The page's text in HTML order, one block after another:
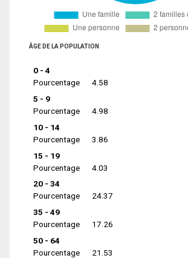
ÂGE DE LA POPULATION
0 - 4
Pourcentage
4.58
5 - 9
Pourcentage
4.98
10 - 14
Pourcentage
3.86
15 - 19
Pourcentage
4.03
20 - 34
Pourcentage
24.37
35 - 49
Pourcentage
17.26
50 - 64
Pourcentage
21.53